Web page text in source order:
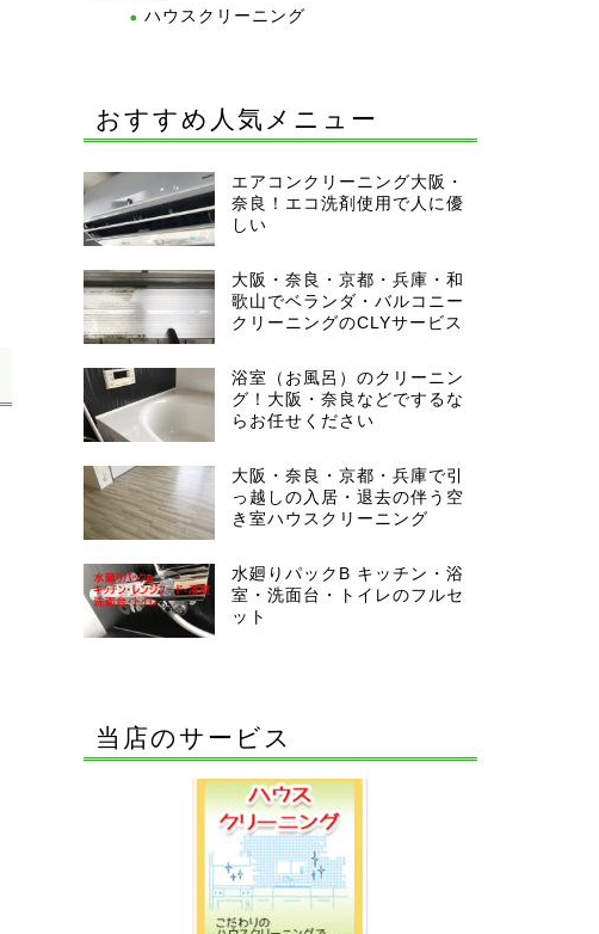
ハウスクリーニング
おすすめ人気メニュー
エアコンクリーニング大阪・
奈良！エコ洗剤使用で人に優
しい
大阪・奈良・京都・兵庫・和
歌山でベランダ・バルコニー
クリーニングのCLYサービス
浴室（お風呂）のクリーニン
グ！大阪・奈良などでするな
らお任せください
大阪・奈良・京都・兵庫で引
っ越しの入居・退去の伴う空
き室ハウスクリーニング
水廻りパックB キッチン・浴
室・洗面台・トイレのフルセ
ット
当店のサービス